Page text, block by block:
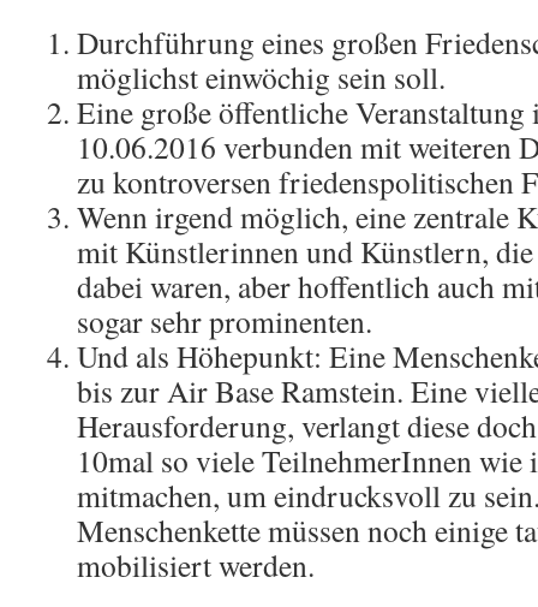
Durchführung eines großen
möglichst einwöchig sein soll.
Eine große öffentliche
10.06.2016 verbunden mit weiteren
zu kontroversen friedenspolitischen
Wenn irgend möglich, eine zentrale
mit Künstlerinnen und Künstlern,
dabei waren, aber hoffentlich auch
sogar sehr prominenten.
Und als Höhepunkt: Eine
bis zur Air Base Ramstein. Eine
Herausforderung, verlangt diese
10mal so viele TeilnehmerInnen wie
mitmachen, um eindrucksvoll zu
Menschenkette müssen noch einige
mobilisiert werden.